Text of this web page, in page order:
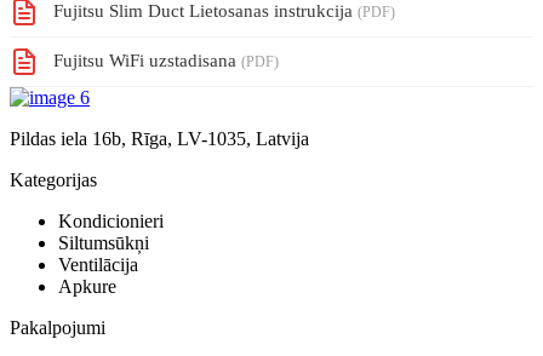
Fujitsu Slim Duct Lietosanas instrukcija (PDF)
Fujitsu WiFi uzstadisana (PDF)
Pildas iela 16b, Rīga, LV-1035, Latvija
Kategorijas
Kondicionieri
Siltumsūkņi
Ventilācija
Apkure
Pakalpojumi